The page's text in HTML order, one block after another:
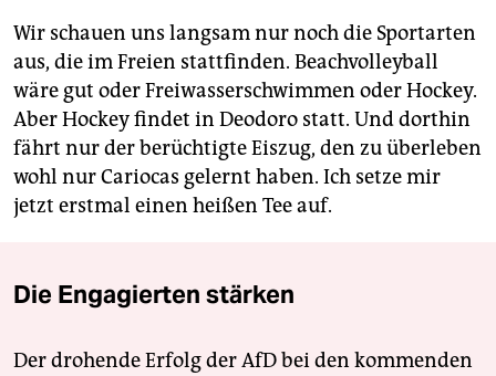
Wir schauen uns langsam nur noch die Sportarten
aus, die im Freien stattfinden. Beachvolleyball
wäre gut oder Freiwasserschwimmen oder Hockey.
Aber Hockey findet in Deodoro statt. Und dorthin
fährt nur der berüchtigte Eiszug, den zu überleben
wohl nur Cariocas gelernt haben. Ich setze mir
jetzt erstmal einen heißen Tee auf.
Die Engagierten stärken
Der drohende Erfolg der AfD bei den kommenden